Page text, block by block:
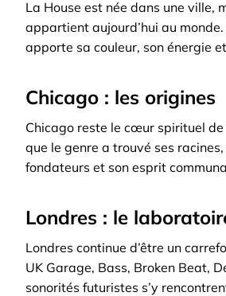
La House est née dans une ville,
appartient aujourd’hui au
apporte sa couleur, son énergie
Chicago : les origines
Chicago reste le cœur spirituel de
que le genre a trouvé ses racines,
fondateurs et son esprit
Londres : le
Londres continue d’être un
UK Garage, Bass, Broken Beat,
sonorités futuristes s’y